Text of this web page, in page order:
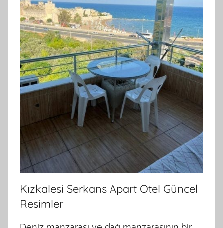
Kızkalesi Serkans Apart Otel Güncel
Resimler